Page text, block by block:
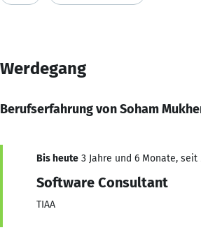
Werdegang
Berufserfahrung von Soham
Bis heute 3 Jahre und 6 Monate, seit
Software Consultant
TIAA